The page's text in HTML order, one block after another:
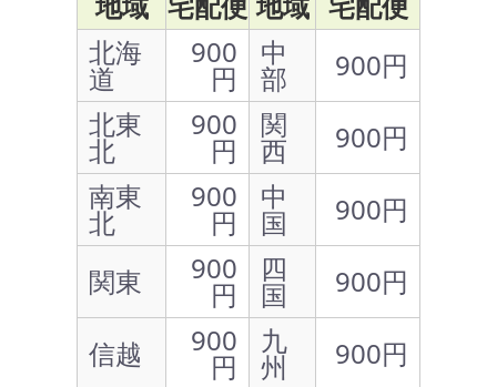
北海
道
900
円
中
部
900円
北東
北
900
円
関
西
900円
南東
北
900
円
中
国
900円
関東
900
円
四
国
900円
信越
900
円
九
州
900円